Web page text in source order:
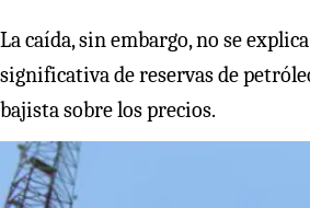
La caída, sin embargo, no se
significativa de reservas de
bajista sobre los precios.